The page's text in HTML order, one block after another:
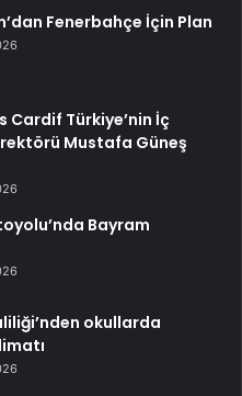
Fenerbahçe İçin Plan
Cardif Türkiye’nin İç
Mustafa Güneş
Bayram
okullarda